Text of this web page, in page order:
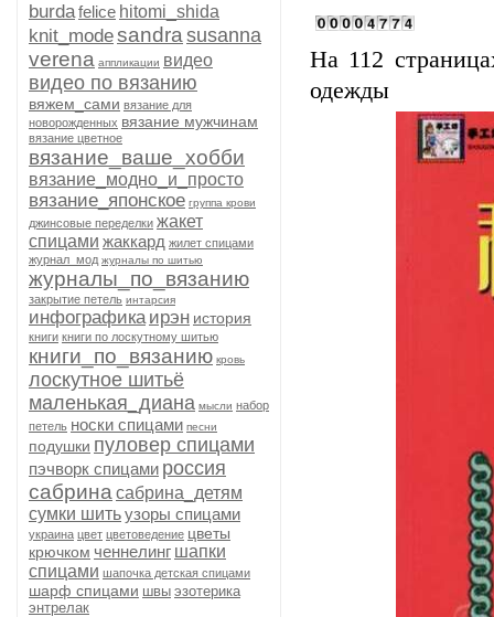
burdafelice hitomi_shida
knit_modesandra susanna
verena аппликации видео
видео по вязанию
вяжем_сами вязание для
новорожденных вязание мужчинам
вязание цветное
вязание_ваше_хобби
вязание_модно_и_просто
вязание_японское группа крови
джинсовые переделки жакет
спицами жаккард жилет спицами
журнал_мод журналы по шитью
журналы_по_вязанию
закрытие петель интарсия
инфографика ирэн история
книги книги по лоскутному шитью
книги_по_вязанию кровь
лоскутное шитьё
маленькая_диана мысли набор
петель носки спицами песни
подушки пуловер спицами
пэчворк спицами россия
сабрина сабрина_детям
сумки шитьузоры спицами
украина цвет цветоведение цветы
крючком ченнелинг шапки
спицами шапочка детская спицами
шарф спицами швы эзотерика
энтрелак
На 112
одежды